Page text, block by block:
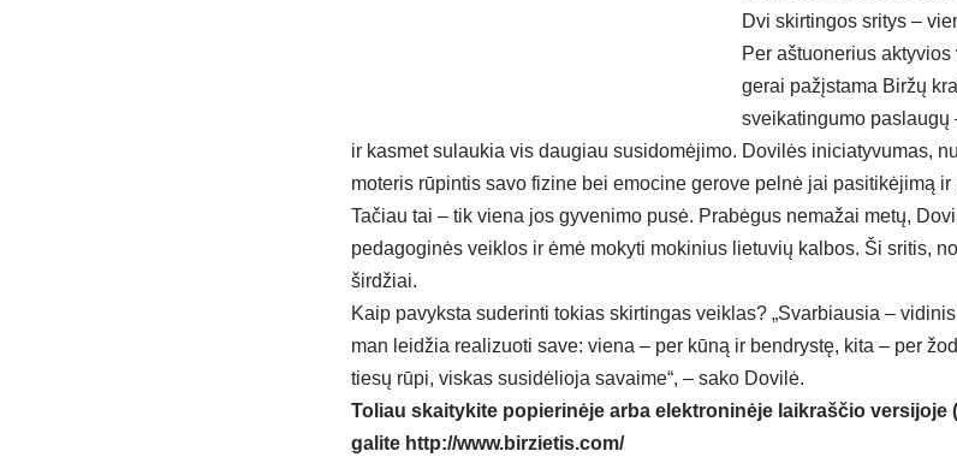
Dvi skirtingos sritys –
Per aštuonerius
gerai pažįstama Biržų
sveikatingumo paslaugų
ir kasmet sulaukia vis daugiau susidomėjimo. Dovilės iniciatyvumas,
moteris rūpintis savo fizine bei emocine gerove pelnė jai pasitikėjimą ir
Tačiau tai – tik viena jos gyvenimo pusė. Prabėgus nemažai metų,
pedagoginės veiklos ir ėmė mokyti mokinius lietuvių kalbos. Ši sritis,
širdžiai.
Kaip pavyksta suderinti tokias skirtingas veiklas? „Svarbiausia –
man leidžia realizuoti save: viena – per kūną ir bendrystę, kita – per
tiesų rūpi, viskas susidėlioja savaime“, – sako Dovilė.
Toliau skaitykite popierinėje arba elektroninėje laikraščio versijoje
galite http://www.birzietis.com/